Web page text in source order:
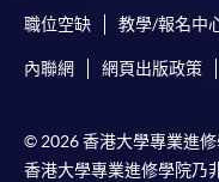
職位空缺 教學/報名中
內聯網 網頁出版政策
© 2026 香港大學專業進
香港大學專業進修學院乃